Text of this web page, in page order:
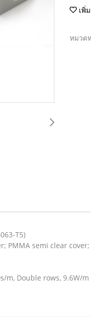
เพิ่
หมวด
T5)
PMMA semi clear
m, Double rows, 9.6W/m